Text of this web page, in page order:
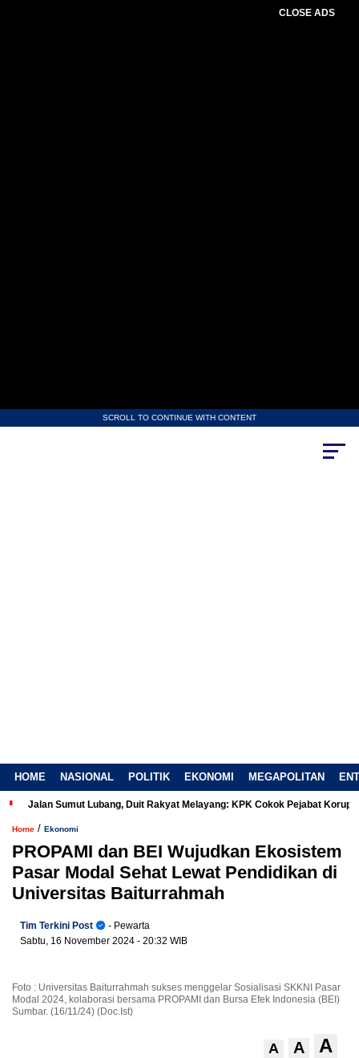
CLOSE ADS
SCROLL TO CONTINUE WITH CONTENT
HOME NASIONAL POLITIK EKONOMI MEGAPOLITAN
Jalan Sumut Lubang, Duit Rakyat Melayang: KPK Cokok Pejabat Korup
Home / Ekonomi
PROPAMI dan BEI Wujudkan Ekosistem
Pasar Modal Sehat Lewat Pendidikan di
Universitas Baiturrahmah
Tim Terkini Post
- Pewarta
Sabtu, 16 November 2024 - 20:32 WIB
Foto : Universitas Baiturrahmah sukses menggelar Sosialisasi SKKNI Pasar
Modal 2024, kolaborasi bersama PROPAMI dan Bursa Efek Indonesia (BEI)
Sumbar. (16/11/24) (Doc.Ist)
A A A